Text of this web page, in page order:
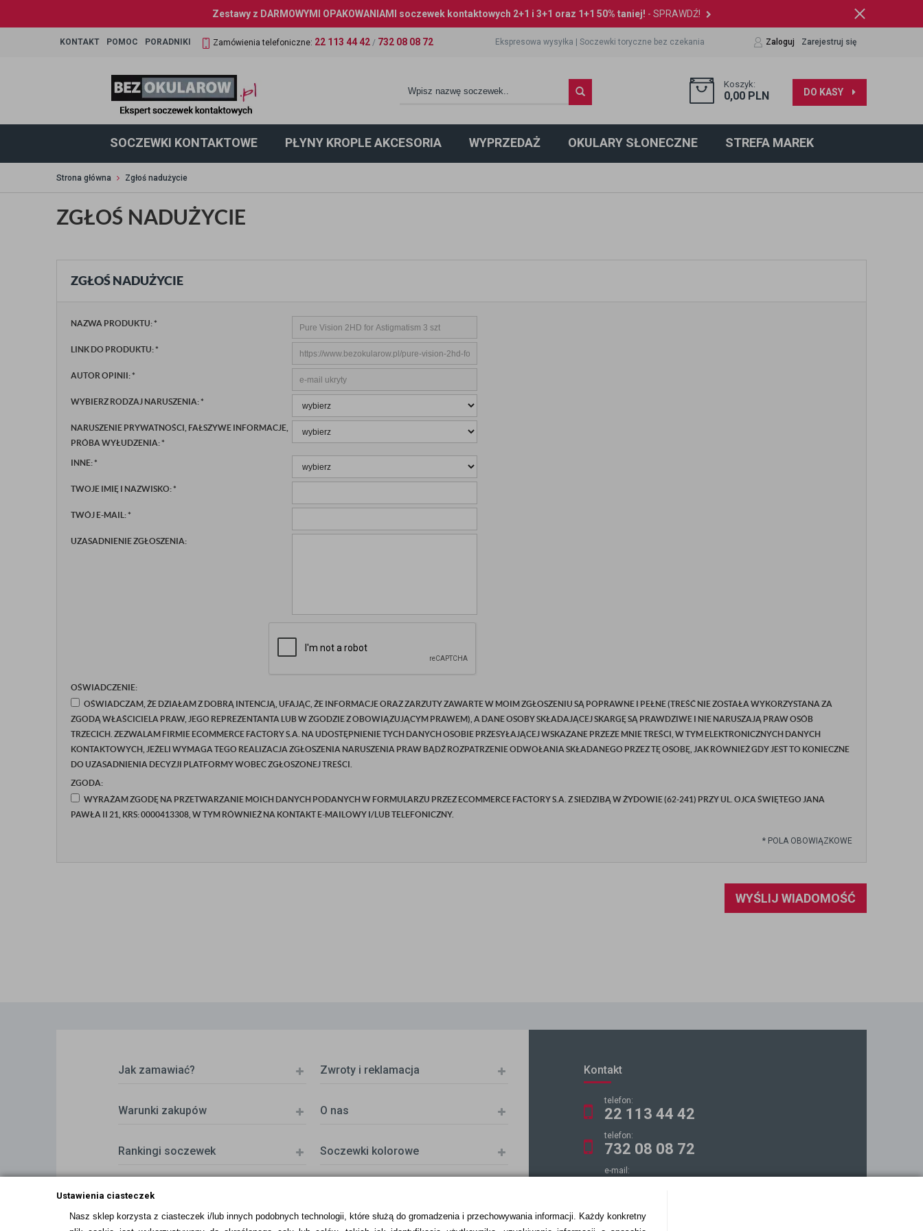
Ustawienia ciasteczek
Nasz sklep korzysta z ciasteczek i/lub innych podobnych technologii, które służą do gromadzenia i przechowywania informacji. Każdy konkretny
Zestawy z DARMOWYMI OPAKOWANIAMI soczewek kontaktowych 2+1 i 3+1 oraz 1+1 50% taniej! - SPRAWDŹ!
KONTAKT POMOC PORADNIKI Zamówienia telefoniczne: 22 113 44 42 / 732 08 08 72 Ekspresowa wysyłka |Soczewki toryczne bez czekania Zaloguj Zarejestruj się
Koszyk:
0,00 PLN DO KASY
SOCZEWKI KONTAKTOWE PŁYNY KROPLE AKCESORIA WYPRZEDAŻ OKULARY SŁONECZNE STREFA MAREK
Strona główna Zgłoś nadużycie
ZGŁOŚ NADUŻYCIE
ZGŁOŚ NADUŻYCIE
NAZWA PRODUKTU:*
LINK DO PRODUKTU:*
AUTOR OPINII:*
WYBIERZ RODZAJ NARUSZENIA:*
NARUSZENIE PRYWATNOŚCI, FAŁSZYWE INFORMACJE,
PRÓBA WYŁUDZENIA:*
INNE:*
TWOJE IMIĘ I NAZWISKO:*
TWÓJ E-MAIL:*
UZASADNIENIE ZGŁOSZENIA:
OŚWIADCZENIE:
OŚWIADCZAM, ŻE DZIAŁAM Z DOBRĄ INTENCJĄ, UFAJĄC, ŻE INFORMACJE ORAZ ZARZUTY ZAWARTE W MOIM ZGŁOSZENIU SĄ POPRAWNE I PEŁNE (TREŚĆ NIE ZOSTAŁA WYKORZYSTANA ZA
ZGODĄ WŁAŚCICIELA PRAW, JEGO REPREZENTANTA LUB W ZGODZIE Z OBOWIĄZUJĄCYM PRAWEM), A DANE OSOBY SKŁADAJĄCEJ SKARGĘ SĄ PRAWDZIWE I NIE NARUSZAJĄ PRAW OSÓB
TRZECICH. ZEZWALAM FIRMIE ECOMMERCE FACTORY S.A. NA UDOSTĘPNIENIE TYCH DANYCH OSOBIE PRZESYŁAJĄCEJ WSKAZANE PRZEZE MNIE TREŚCI, W TYM ELEKTRONICZNYCH DANYCH
KONTAKTOWYCH, JEŻELI WYMAGA TEGO REALIZACJA ZGŁOSZENIA NARUSZENIA PRAW BĄDŹ ROZPATRZENIE ODWOŁANIA SKŁADANEGO PRZEZ TĘ OSOBĘ, JAK RÓWNIEŻ GDY JEST TO KONIECZNE
DO UZASADNIENIA DECYZJI PLATFORMY WOBEC ZGŁOSZONEJ TREŚCI.
ZGODA:
WYRAŻAM ZGODĘ NA PRZETWARZANIE MOICH DANYCH PODANYCH W FORMULARZU PRZEZ ECOMMERCE FACTORY S.A. Z SIEDZIBĄ W ŻYDOWIE (62-241) PRZY UL. OJCA ŚWIĘTEGO JANA
PAWŁA II 21, KRS: 0000413308, W TYM RÓWNIEŻ NA KONTAKT E-MAILOWY I/LUB TELEFONICZNY.
* POLA OBOWIĄZKOWE
WYŚLIJ WIADOMOŚĆ
Jak zamawiać? Zwroty i reklamacja
Warunki zakupów O nas
Rankingi soczewek Soczewki kolorowe
Zwrot (odstąpienie od umowy)
Kontakt
telefon:
22 113 44 42
telefon:
732 08 08 72
e-mail: